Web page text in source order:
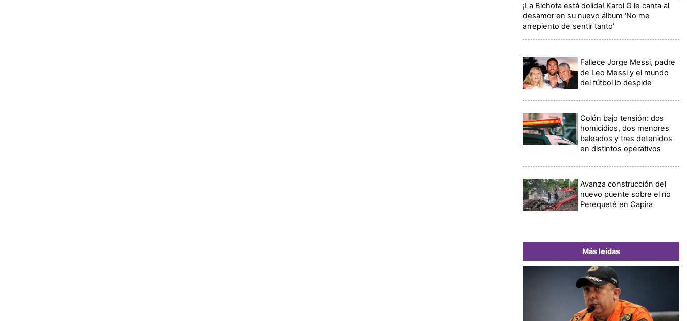
¡La Bichota está dolida! Karol G le canta al
desamor en su nuevo álbum ‘No me
arrepiento de sentir tanto’
Fallece Jorge Messi, padre
de Leo Messi y el mundo
del fútbol lo despide
Colón bajo tensión: dos
homicidios, dos menores
baleados y tres detenidos
en distintos operativos
Avanza construcción del
nuevo puente sobre el río
Perequeté en Capira
Más leídas